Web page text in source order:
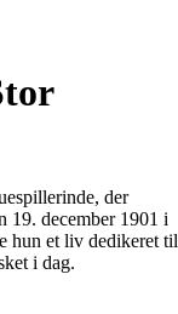
der
19. december 1901 i
hun et liv dedikeret til
i dag.